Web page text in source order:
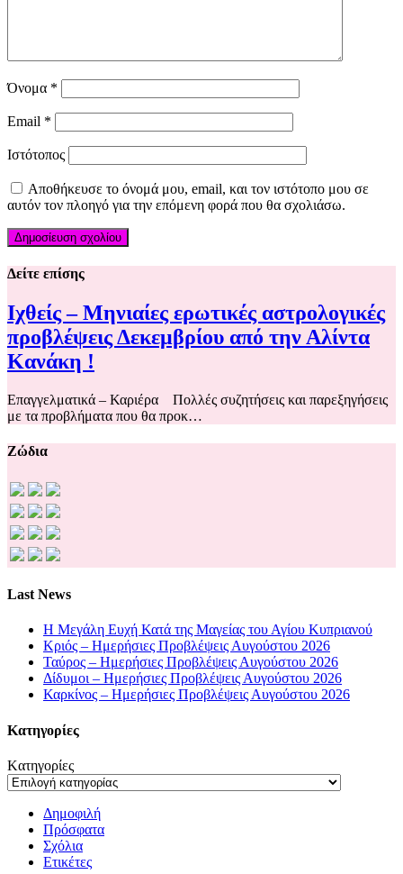
Όνομα *
Email *
Ιστότοπος
Αποθήκευσε το όνομά μου, email, και τον ιστότοπο μου σε
αυτόν τον πλοηγό για την επόμενη φορά που θα σχολιάσω.
Δείτε επίσης
Ιχθείς – Μηνιαίες ερωτικές αστρολογικές
προβλέψεις Δεκεμβρίου από την Αλίντα
Κανάκη !
Επαγγελματικά – Καριέρα Πολλές συζητήσεις και παρεξηγήσεις
με τα προβλήματα που θα προκ…
Ζώδια
Last News
Η Μεγάλη Ευχή Κατά της Μαγείας του Αγίου Κυπριανού
Κριός – Ημερήσιες Προβλέψεις Αυγούστου 2026
Ταύρος – Ημερήσιες Προβλέψεις Αυγούστου 2026
Δίδυμοι – Ημερήσιες Προβλέψεις Αυγούστου 2026
Καρκίνος – Ημερήσιες Προβλέψεις Αυγούστου 2026
Kατηγορίες
Kατηγορίες
Δημοφιλή
Πρόσφατα
Σχόλια
Ετικέτες